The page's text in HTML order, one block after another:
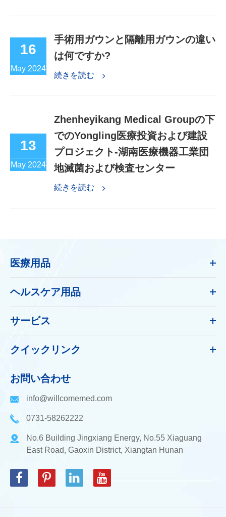
16
May 2024
手術用ガウンと隔離用ガウンの違い
は何ですか?
続きを読む
13
May 2024
Zhenheyikang Medical Groupの下
でのYongling医療投資および建設
プロジェクト-湖南医療機器工業団
地滅菌および検査センター
続きを読む
医療用品
ヘルスケア用品
サービス
クイックリンク
お問い合わせ
info@willcomemed.com
0731-58262222
No.6 Building Jingxiang Energy, No.55 Xiaguang
East Road, Gaoxin District, Xiangtan Hunan